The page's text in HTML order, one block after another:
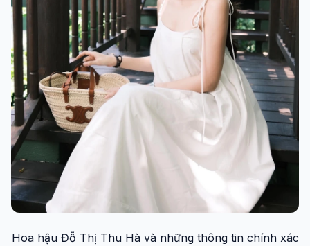
Hoa hậu Đỗ Thị Thu Hà và những thông tin chính xác